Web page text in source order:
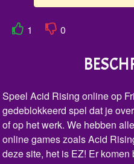
1 0
Speel Acid Rising online op
gedeblokkeerd spel dat je
of op het werk. We hebben
online games zoals Acid
deze site, het is EZ! Er